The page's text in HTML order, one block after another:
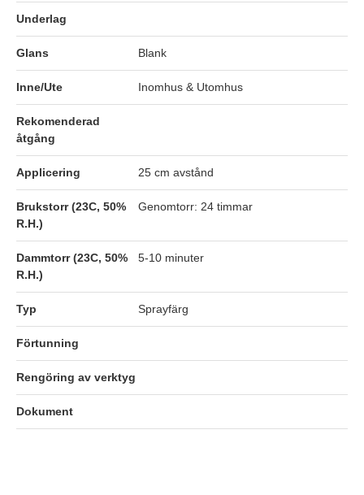
Underlag
Glans Blank
Inne/Ute Inomhus & Utomhus
Rekomenderad
åtgång
Applicering 25 cm avstånd
Brukstorr (23C, 50%
R.H.)
Genomtorr: 24 timmar
Dammtorr (23C, 50%
R.H.)
5-10 minuter
Typ Sprayfärg
Förtunning
Rengöring av verktyg
Dokument